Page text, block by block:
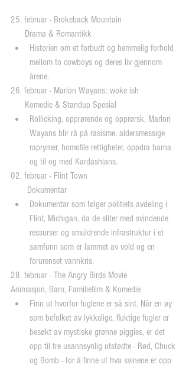
25. februar - Brokeback Mountain
      Drama & Romantikk
Historien om et forbudt og hemmelig forhold
mellom to cowboys og deres liv gjennom
årene.
26. februar - Marlon Wayans: woke ish
      Komedie & Standup Spesial
Rollicking, opprørende og opprørsk, Marlon
Wayans blir rå på rasisme, aldersmessige
raprymer, homofile rettigheter, oppdra barna
og til og med Kardashians.
02. februar - Flint Town
       Dokumentar
Dokumentar som følger politiets avdeling i
Flint, Michigan, da de sliter med svindende
ressurser og smuldrende infrastruktur i et
samfunn som er lammet av vold og en
forurenset vannkris.
28. februar - The Angry Birds Movie
Animasjon, Barn, Familiefilm & Komedie
Finn ut hvorfor fuglene er så sint. Når en øy
som befolket av lykkelige, fluktige fugler er
besøkt av mystiske grønne piggies, er det
opp til tre usannsynlig utstødte - Rød, Chuck
og Bomb - for å finne ut hva svinene er opp